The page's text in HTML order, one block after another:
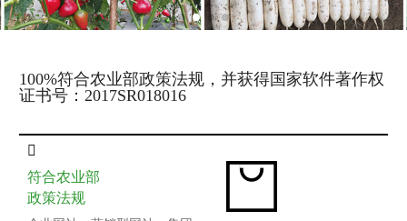
100%符合农业部政策法规，并获得国家软件著作权
证书号：2017SR018016
符合农业部
政策法规